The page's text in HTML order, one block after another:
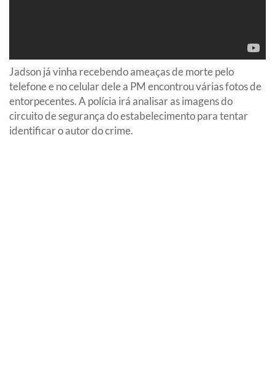
Jadson já vinha recebendo ameaças de morte pelo
telefone e no celular dele a PM encontrou várias fotos de
entorpecentes. A polícia irá analisar as imagens do
circuito de segurança do estabelecimento para tentar
identificar o autor do crime.